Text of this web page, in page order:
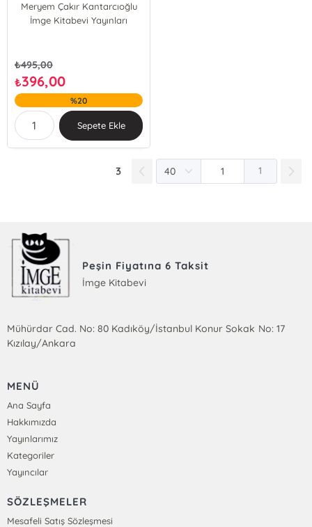
Meryem Çakır Kantarcıoğlu
İmren Pınar Dülgar
Oğuzhan Koca
İmge Kitabevi Yayınları
₺495,00
₺396,00
%20
Sepete Ekle
3 1
Peşin Fiyatına 6 Taksit
İmge Kitabevi
Mühürdar Cad. No: 80 Kadıköy/İstanbul Konur Sokak No: 17
Kızılay/Ankara
MENÜ
Ana Sayfa
Hakkımızda
Yayınlarımız
Kategoriler
Yayıncılar
SÖZLEŞMELER
Mesafeli Satış Sözleşmesi